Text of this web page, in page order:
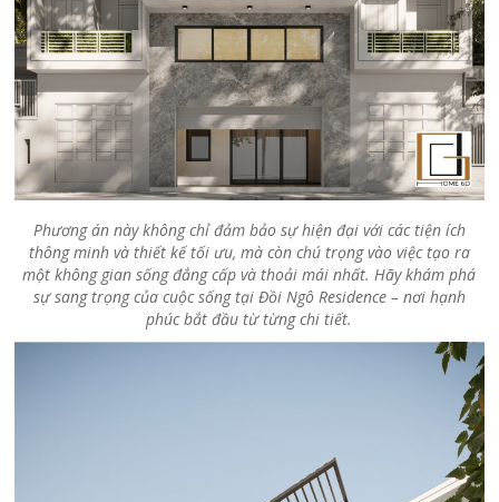
Phương án này không chỉ đảm bảo sự hiện đại với các tiện ích
thông minh và thiết kế tối ưu, mà còn chú trọng vào việc tạo ra
một không gian sống đẳng cấp và thoải mái nhất. Hãy khám phá
sự sang trọng của cuộc sống tại Đồi Ngô Residence – nơi hạnh
phúc bắt đầu từ từng chi tiết.